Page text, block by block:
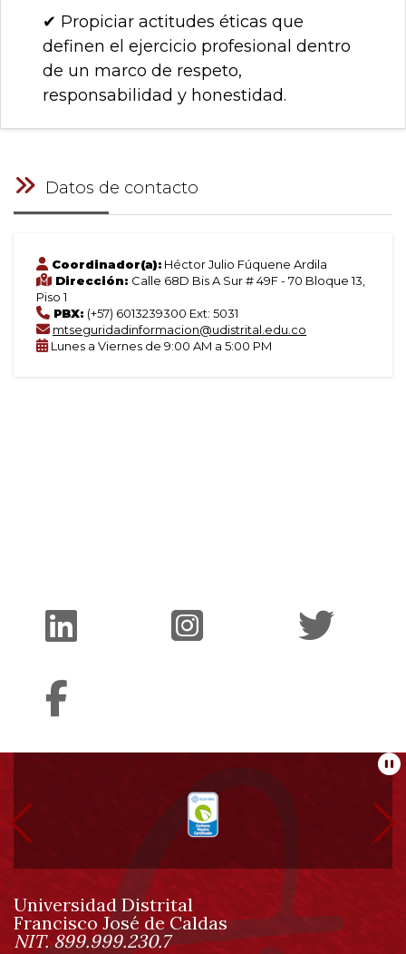
✔ Propiciar actitudes éticas que
definen el ejercicio profesional dentro
de un marco de respeto,
responsabilidad y honestidad.
Datos de contacto
Coordinador(a): Héctor Julio Fúquene Ardila
Dirección: Calle 68D Bis A Sur # 49F - 70 Bloque 13,
Piso 1
PBX: (+57) 6013239300 Ext: 5031
mtseguridadinformacion@udistrital.edu.co
Lunes a Viernes de 9:00 AM a 5:00 PM
Información
pie
de
página
Información
Universidad Distrital
Francisco José de Caldas
NIT. 899.999.230.7